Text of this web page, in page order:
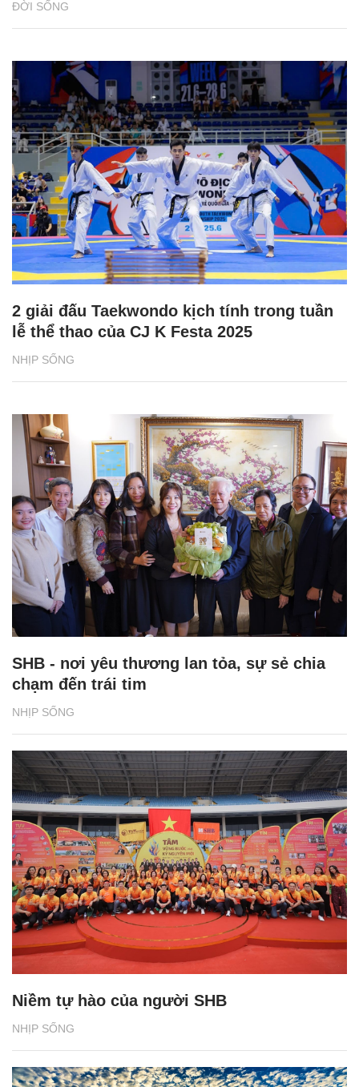
ĐỜI SỐNG
NHỊP SỐNG
2 giải đấu Taekwondo kịch tính trong tuần
lễ thể thao của CJ K Festa 2025
NHỊP SỐNG
SHB - nơi yêu thương lan tỏa, sự sẻ chia
chạm đến trái tim
NHỊP SỐNG
Niềm tự hào của người SHB